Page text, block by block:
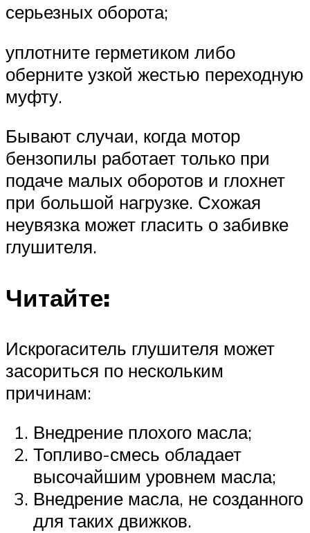
серьезных оборота;
уплотните герметиком либо
оберните узкой жестью переходную
муфту.
Бывают случаи, когда мотор
бензопилы работает только при
подаче малых оборотов и глохнет
при большой нагрузке. Схожая
неувязка может гласить о забивке
глушителя.
Читайте:
Искрогаситель глушителя может
засориться по нескольким
причинам:
Внедрение плохого масла;
Топливо-смесь обладает
высочайшим уровнем масла;
Внедрение масла, не созданного
для таких движков.